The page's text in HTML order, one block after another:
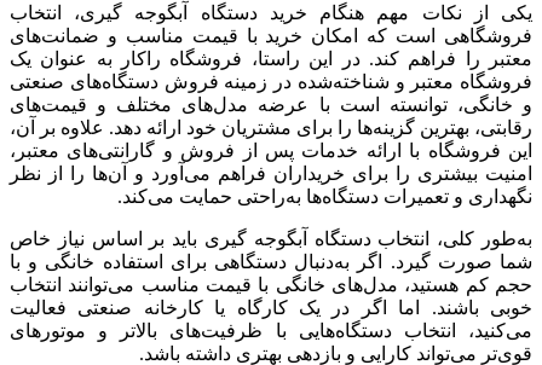
یکی از نکات مهم هنگام خرید دستگاه آبگوجه گیری، انتخاب
فروشگاهی است که امکان خرید با قیمت مناسب و ضمانت‌های
معتبر را فراهم کند. در این راستا، فروشگاه راکار به عنوان یک
فروشگاه معتبر و شناخته‌شده در زمینه فروش دستگاه‌های صنعتی
و خانگی، توانسته است با عرضه مدل‌های مختلف و قیمت‌های
رقابتی، بهترین گزینه‌ها را برای مشتریان خود ارائه دهد. علاوه بر آن،
این فروشگاه با ارائه خدمات پس از فروش و گارانتی‌های معتبر،
امنیت بیشتری را برای خریداران فراهم می‌آورد و آن‌ها را از نظر
نگهداری و تعمیرات دستگاه‌ها به‌راحتی حمایت می‌کند.
به‌طور کلی، انتخاب دستگاه آبگوجه گیری باید بر اساس نیاز خاص
شما صورت گیرد. اگر به‌دنبال دستگاهی برای استفاده خانگی و با
حجم کم هستید، مدل‌های خانگی با قیمت مناسب می‌توانند انتخاب
خوبی باشند. اما اگر در یک کارگاه یا کارخانه صنعتی فعالیت
می‌کنید، انتخاب دستگاه‌هایی با ظرفیت‌های بالاتر و موتورهای
قوی‌تر می‌تواند کارایی و بازدهی بهتری داشته باشد.